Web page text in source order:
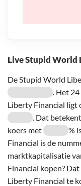
Live Stupid World
De Stupid World
. Het
Liberty Financial ligt
. Dat
koers met
%
Financial is de
marktkapitalisatie
Financial kopen?
Liberty Financial te